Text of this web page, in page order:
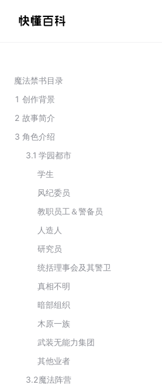
魔法禁书目录
1 创作背景
2 故事简介
3 角色介绍
3.1 学园都市
学生
风纪委员
教职员工＆警备员
人造人
研究员
统括理事会及其警卫
真相不明
暗部组织
木原一族
武装无能力集团
其他业者
3.2魔法阵营